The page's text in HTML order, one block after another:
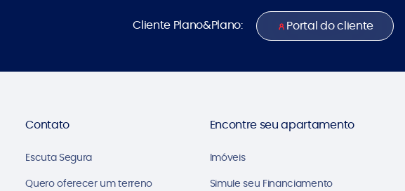
Cliente Plano&Plano: Portal do cliente
Contato
Escuta Segura
Quero oferecer um terreno
Encontre seu apartamento
Imóveis
Simule seu Financiamento